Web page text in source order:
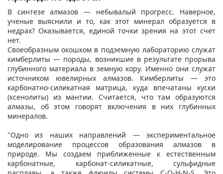
В синтезе алмазов — небывалый прогресс. Наверное,
ученые выяснили и то, как этот минерал образуется в
недрах? Оказывается, единой точки зрения на этот счет
нет.
Своеобразным окошком в подземную лабораторию служат
кимберлиты — породы, возникшие в результате прорыва
глубинного материала в земную кору. Именно они служат
источником ювелирных алмазов. Кимберлиты — это
карбонатно-силикатная матрица, куда впечатаны куски
(ксенолиты) из мантии. Считается, что там образуются
алмазы, об этом говорят включения в них глубинных
минералов.
"Одно из наших направлений — экспериментальное
моделирование процессов образования алмазов в
природе. Мы создаем приближенные к естественным
карбонатные, карбонат-силикатные, сульфидные